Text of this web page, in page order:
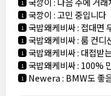
1
1 국깡이:고민 중입니다
1 국밥왜케비싸: 접대면
1 국밥왜케비싸:룸 컨디
1 국밥왜케비싸: 대접받
1 국밥왜케비싸: 100%
1 Newera: BMW도 좋